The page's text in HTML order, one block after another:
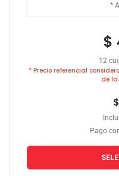
*
$
12
* Precio referencial
de
Pago